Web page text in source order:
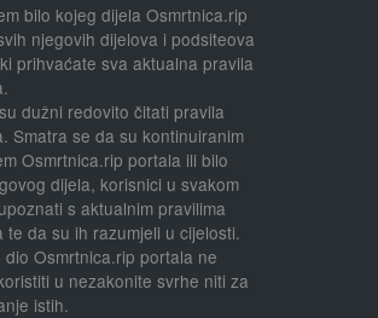
bilo kojeg dijela Osmrtnica.rip
njegovih dijelova i podsiteova
prihvaćate sva aktualna pravila
dužni redovito čitati pravila
Smatra se da su kontinuiranim
Osmrtnica.rip portala ili bilo
dijela, korisnici u svakom
s aktualnim pravilima
te da su ih razumjeli u cijelosti.
dio Osmrtnica.rip portala ne
u nezakonite svrhe niti za
istih.